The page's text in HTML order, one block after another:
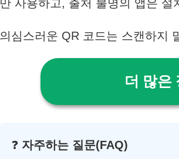
만 사용하고, 출처 불명의 앱은 설
의심스러운 QR 코드는 스캔하지
더 많은
❓ 자주하는 질문(FAQ)